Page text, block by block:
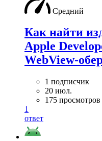
Средний
Как найти
Apple
WebView-
1 подписчик
20 июл.
175 просмотров
1
ответ